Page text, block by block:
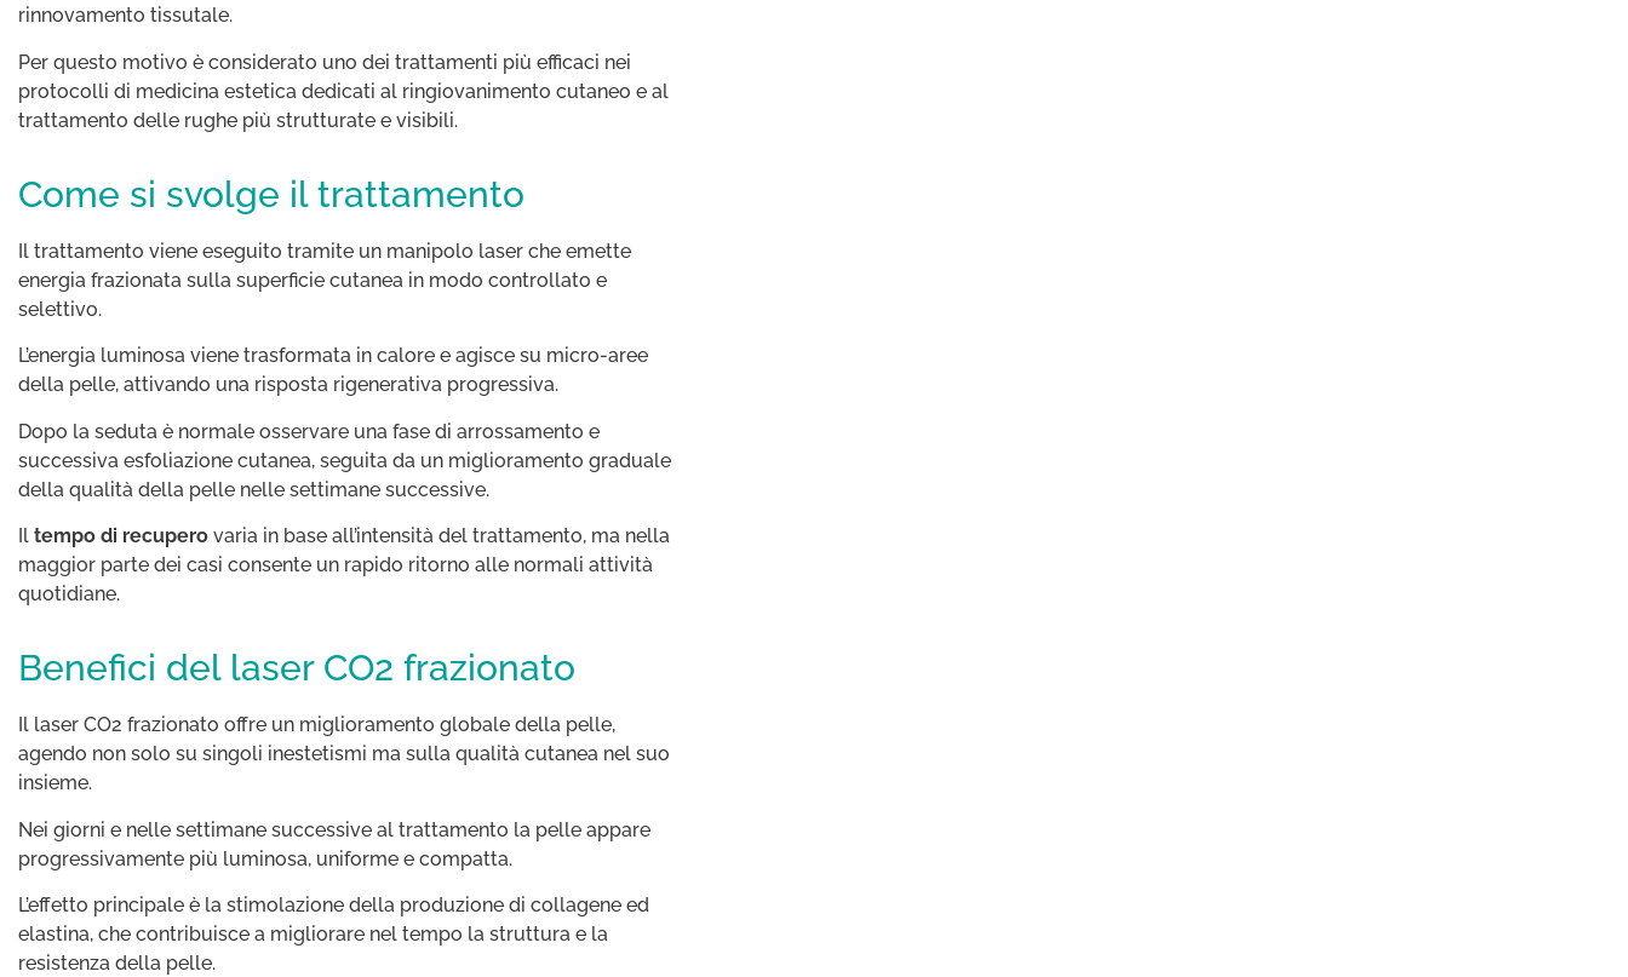
rinnovamento tissutale.
Per questo motivo è considerato uno dei trattamenti più efficaci nei
protocolli di medicina estetica dedicati al ringiovanimento cutaneo e al
trattamento delle rughe più strutturate e visibili.
Come si svolge il trattamento
Il trattamento viene eseguito tramite un manipolo laser che emette
energia frazionata sulla superficie cutanea in modo controllato e
selettivo.
L’energia luminosa viene trasformata in calore e agisce su micro-aree
della pelle, attivando una risposta rigenerativa progressiva.
Dopo la seduta è normale osservare una fase di arrossamento e
successiva esfoliazione cutanea, seguita da un miglioramento graduale
della qualità della pelle nelle settimane successive.
Il tempo di recupero varia in base all’intensità del trattamento, ma nella
maggior parte dei casi consente un rapido ritorno alle normali attività
quotidiane.
Benefici del laser CO2 frazionato
Il laser CO2 frazionato offre un miglioramento globale della pelle,
agendo non solo su singoli inestetismi ma sulla qualità cutanea nel suo
insieme.
Nei giorni e nelle settimane successive al trattamento la pelle appare
progressivamente più luminosa, uniforme e compatta.
L’effetto principale è la stimolazione della produzione di collagene ed
elastina, che contribuisce a migliorare nel tempo la struttura e la
resistenza della pelle.